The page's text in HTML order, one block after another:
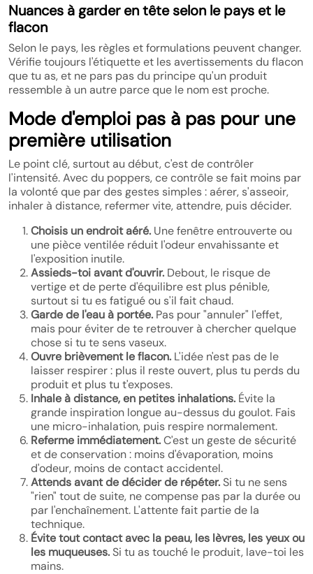
Nuances à garder en tête selon le pays et le
flacon
Selon le pays, les règles et formulations peuvent changer.
Vérifie toujours l'étiquette et les avertissements du flacon
que tu as, et ne pars pas du principe qu'un produit
ressemble à un autre parce que le nom est proche.
Mode d'emploi pas à pas pour une
première utilisation
Le point clé, surtout au début, c'est de contrôler
l'intensité. Avec du poppers, ce contrôle se fait moins par
la volonté que par des gestes simples : aérer, s'asseoir,
inhaler à distance, refermer vite, attendre, puis décider.
Choisis un endroit aéré. Une fenêtre entrouverte ou
une pièce ventilée réduit l'odeur envahissante et
l'exposition inutile.
Assieds-toi avant d'ouvrir. Debout, le risque de
vertige et de perte d'équilibre est plus pénible,
surtout si tu es fatigué ou s'il fait chaud.
Garde de l'eau à portée. Pas pour "annuler" l'effet,
mais pour éviter de te retrouver à chercher quelque
chose si tu te sens vaseux.
Ouvre brièvement le flacon. L'idée n'est pas de le
laisser respirer : plus il reste ouvert, plus tu perds du
produit et plus tu t'exposes.
Inhale à distance, en petites inhalations. Évite la
grande inspiration longue au-dessus du goulot. Fais
une micro-inhalation, puis respire normalement.
Referme immédiatement.C'est un geste de sécurité
et de conservation : moins d'évaporation, moins
d'odeur, moins de contact accidentel.
Attends avant de décider de répéter.Si tu ne sens
"rien" tout de suite, ne compense pas par la durée ou
par l'enchaînement. L'attente fait partie de la
technique.
Évite tout contact avec la peau, les lèvres, les yeux ou
les muqueuses.Si tu as touché le produit, lave-toi les
mains.